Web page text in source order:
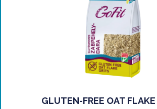
GLUTEN-FREE OAT